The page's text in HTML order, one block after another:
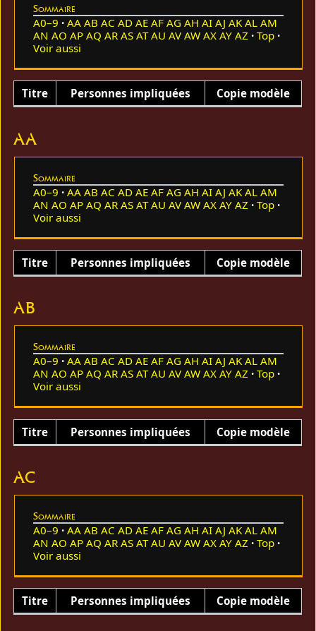
Sommaire
A0–9 AA AB AC AD AE AF AG AH AI AJ AK AL AM
AN AO AP AQ AR AS AT AU AV AW AX AY AZ
Top
Voir aussi
Titre Personnes impliquées Copie modèle
AA
Sommaire
A0–9 AA AB AC AD AE AF AG AH AI AJ AK AL AM
AN AO AP AQ AR AS AT AU AV AW AX AY AZ
Top
Voir aussi
Titre Personnes impliquées Copie modèle
AB
Sommaire
A0–9 AA AB AC AD AE AF AG AH AI AJ AK AL AM
AN AO AP AQ AR AS AT AU AV AW AX AY AZ
Top
Voir aussi
Titre Personnes impliquées Copie modèle
AC
Sommaire
A0–9 AA AB AC AD AE AF AG AH AI AJ AK AL AM
AN AO AP AQ AR AS AT AU AV AW AX AY AZ
Top
Voir aussi
Titre Personnes impliquées Copie modèle